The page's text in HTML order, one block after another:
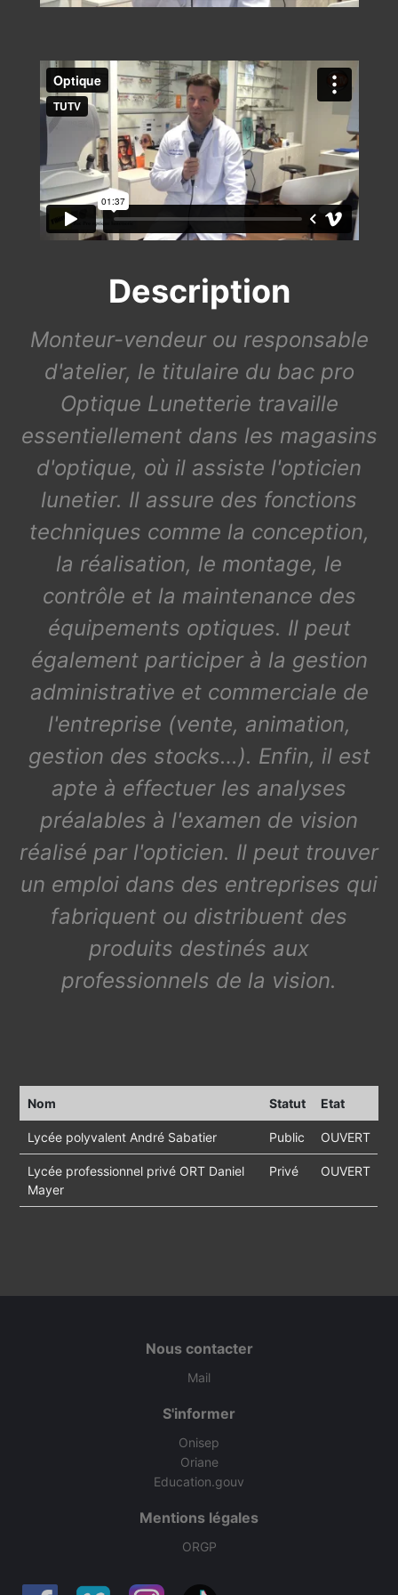
Description
Monteur-vendeur ou responsable
d'atelier, le titulaire du bac pro
Optique Lunetterie travaille
essentiellement dans les magasins
d'optique, où il assiste l'opticien
lunetier. Il assure des fonctions
techniques comme la conception,
la réalisation, le montage, le
contrôle et la maintenance des
équipements optiques. Il peut
également participer à la gestion
administrative et commerciale de
l'entreprise (vente, animation,
gestion des stocks…). Enfin, il est
apte à effectuer les analyses
préalables à l'examen de vision
réalisé par l'opticien. Il peut trouver
un emploi dans des entreprises qui
fabriquent ou distribuent des
produits destinés aux
professionnels de la vision.
Nom Statut Etat
Lycée polyvalent André Sabatier Public OUVERT
Lycée professionnel privé ORT Daniel
Mayer
Privé OUVERT
Nous contacter
Mail
S'informer
Onisep
Oriane
Education.gouv
Mentions légales
ORGP